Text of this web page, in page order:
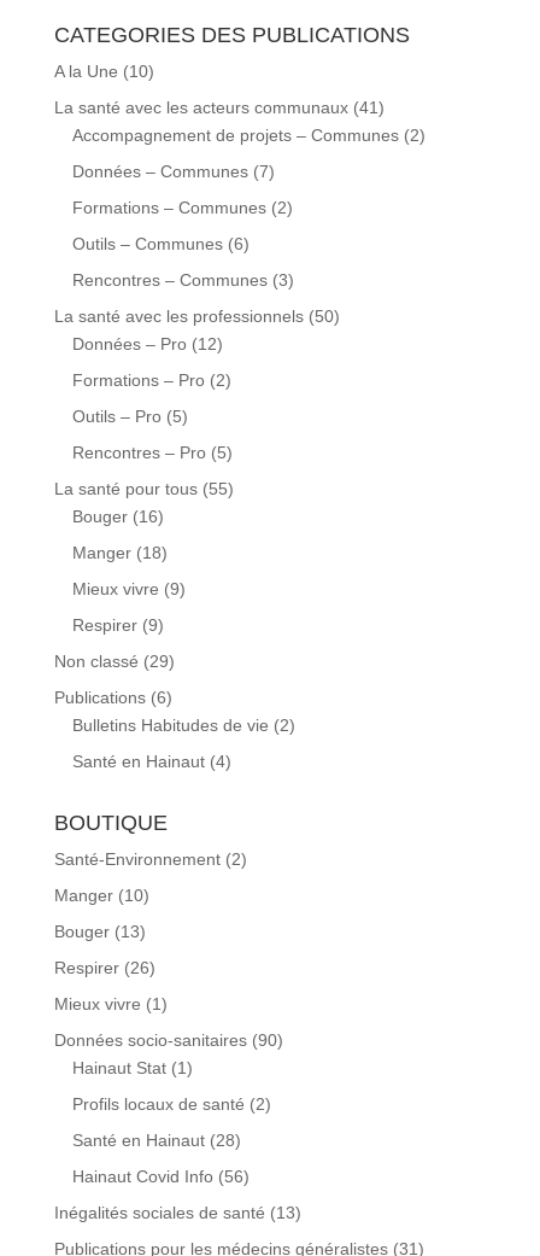
CATEGORIES DES PUBLICATIONS
A la Une (10)
La santé avec les acteurs communaux(41)
Accompagnement de projets – Communes(2)
Données – Communes(7)
Formations – Communes(2)
Outils – Communes(6)
Rencontres – Communes(3)
La santé avec les professionnels(50)
Données – Pro(12)
Formations – Pro(2)
Outils – Pro(5)
Rencontres – Pro(5)
La santé pour tous(55)
Bouger(16)
Manger(18)
Mieux vivre (9)
Respirer(9)
Non classé (29)
Publications(6)
Bulletins Habitudes de vie (2)
Santé en Hainaut(4)
BOUTIQUE
Santé-Environnement (2)
Manger (10)
Bouger (13)
Respirer (26)
Mieux vivre (1)
Données socio-sanitaires (90)
Hainaut Stat (1)
Profils locaux de santé (2)
Santé en Hainaut (28)
Hainaut Covid Info (56)
Inégalités sociales de santé (13)
Publications pour les médecins généralistes (31)